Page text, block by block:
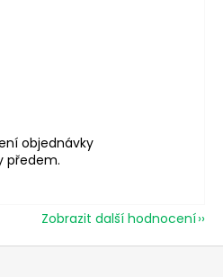
je 5 z 5 hvězdiček.
objednávky
předem.
Zobrazit další hodnocení